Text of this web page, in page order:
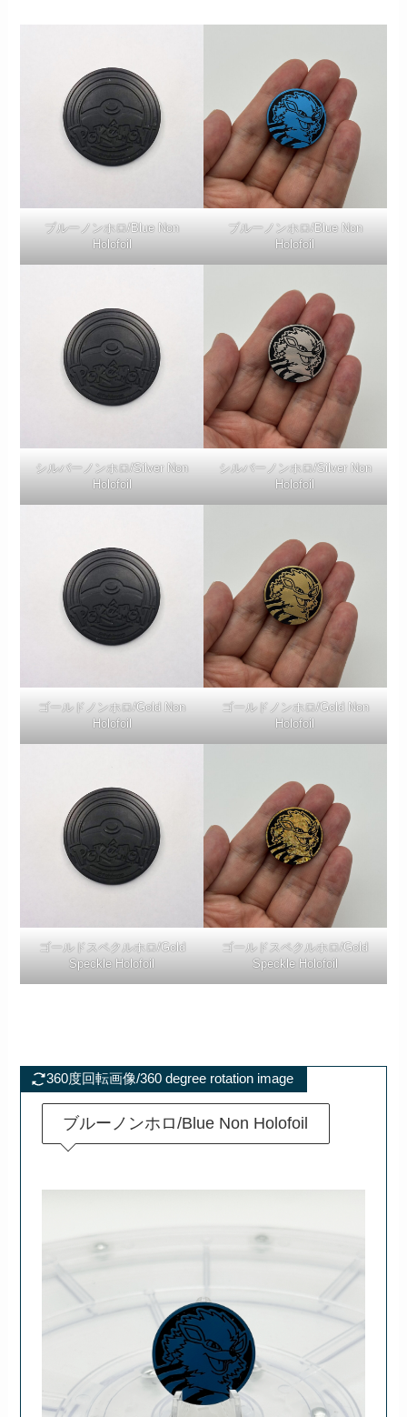
ブルーノンホロ/Blue Non
Holofoil
ブルーノンホロ/Blue Non
Holofoil
シルバーノンホロ/Silver Non
Holofoil
シルバーノンホロ/Silver Non
Holofoil
ゴールドノンホロ/Gold Non
Holofoil
ゴールドノンホロ/Gold Non
Holofoil
ゴールドスペクルホロ/Gold
Speckle Holofoil
ゴールドスペクルホロ/Gold
Speckle Holofoil
360度回転画像/360 degree rotation image
ブルーノンホロ/Blue Non Holofoil